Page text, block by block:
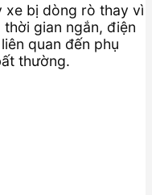
xe bị dòng rò thay vì
gian ngắn, điện
quan đến phụ
thường.